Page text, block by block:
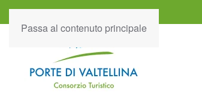
Passa al contenuto principale